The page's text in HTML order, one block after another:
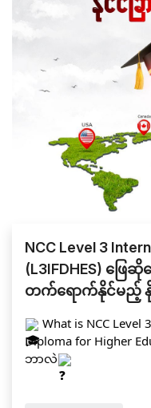
မြန်မာနိုင်ငံမှ British
School ပေါင်း (၁၂) ကျော
ရောက်ယှဉ်ပြိုင်ခဲ့ကြပါသည်
နှင့် Best Video of
အတန်းမှ မဇွန်ရတနာထက်၊
ကောင်းခန့်ဟိန်း၊ မောင်အ
International School
#YourWorld2025
NCC Level 3
(L3IFDHES) ဖြ
တက်ရောက်နိုင်မည့် နို
What is NCC Level
Diploma for Higher
ဘာလဲ